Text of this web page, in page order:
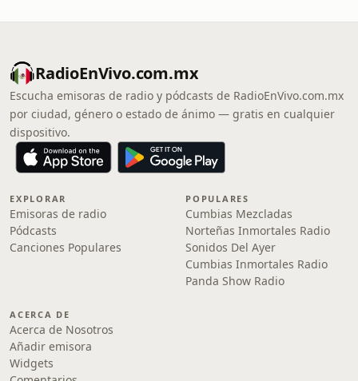
RadioEnVivo.com.mx
Escucha emisoras de radio y pódcasts de RadioEnVivo.com.mx
por ciudad, género o estado de ánimo — gratis en cualquier
dispositivo.
EXPLORAR
Emisoras de radio
Pódcasts
Canciones Populares
POPULARES
Cumbias Mezcladas
Norteñas Inmortales Radio
Sonidos Del Ayer
Cumbias Inmortales Radio
Panda Show Radio
ACERCA DE
Acerca de Nosotros
Añadir emisora
Widgets